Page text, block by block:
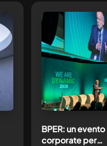
BPER: un evento
corporate per